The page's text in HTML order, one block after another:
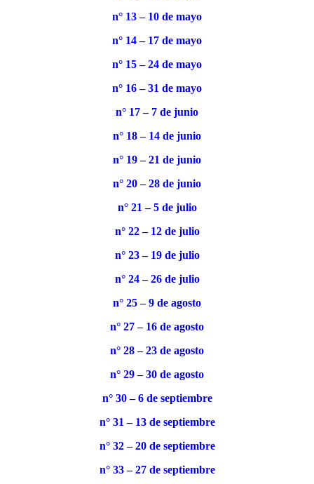
n° 13 – 10 de mayo
n° 14 – 17 de mayo
n° 15 – 24 de mayo
n° 16 – 31 de mayo
n° 17 – 7 de junio
n° 18 – 14 de junio
n° 19 – 21 de junio
n° 20 – 28 de junio
n° 21 – 5 de julio
n° 22 – 12 de julio
n° 23 – 19 de julio
n° 24 – 26 de julio
n° 25 – 9 de agosto
n° 27 – 16 de agosto
n° 28 – 23 de agosto
n° 29 – 30 de agosto
n° 30 – 6 de septiembre
n° 31 – 13 de septiembre
n° 32 – 20 de septiembre
n° 33 – 27 de septiembre